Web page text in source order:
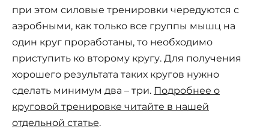
при этом силовые тренировки чередуются с
аэробными, как только все группы мышц на
один круг проработаны, то необходимо
приступить ко второму кругу. Для получения
хорошего результата таких кругов нужно
сделать минимум два – три. Подробнее о
круговой тренировке читайте в нашей
отдельной статье.